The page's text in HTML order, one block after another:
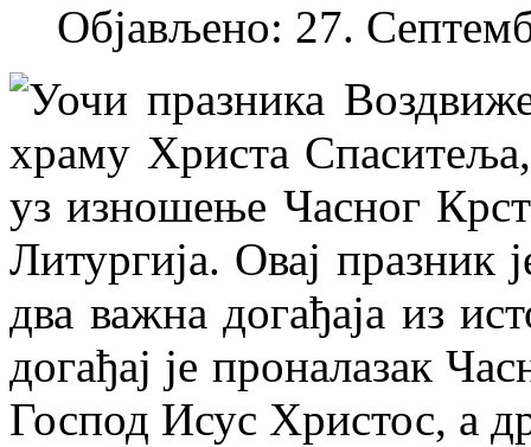
Објављено: 27.
Уочи празника
храму Христа
уз изношење Часног
Литургија. Овај празник
два важна догађаја из
догађај је проналазак
Господ Исус Христос, а